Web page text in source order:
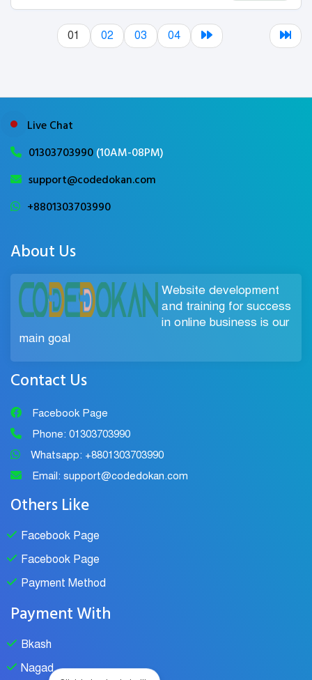
01 02 03 04
Live Chat
01303703990(10AM-08PM)
support@codedokan.com
+8801303703990
About Us
Website development
and training for success
in online business is our
main goal
Contact Us
Facebook Page
Phone: 01303703990
Whatsapp: +8801303703990
Email: support@codedokan.com
Others Like
Facebook Page
Facebook Page
Payment Method
Payment With
Bkash
Nagad